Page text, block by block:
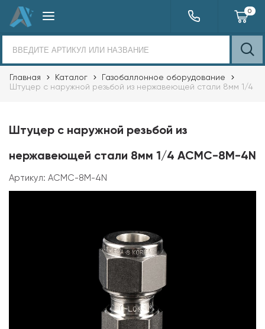
0
Главная Каталог
Газобаллонное оборудование
Штуцер с наружной резьбой из нержавеющей стали 8мм 1/4
Штуцер с наружной резьбой из
нержавеющей стали 8мм 1/4 ACMC-8M-4N
Артикул: ACMC-8M-4N